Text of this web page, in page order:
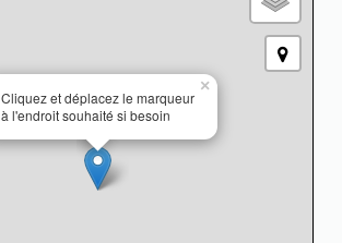
Cliquez et déplacez le marqueur
à l'endroit souhaité si besoin
×